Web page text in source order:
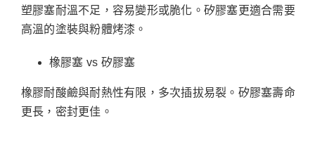
塑膠塞耐溫不足，容易變形或脆化。矽膠塞更適合需要
高溫的塗裝與粉體烤漆。
橡膠塞 vs 矽膠塞
橡膠耐酸鹼與耐熱性有限，多次插拔易裂。矽膠塞壽命
更長，密封更佳。